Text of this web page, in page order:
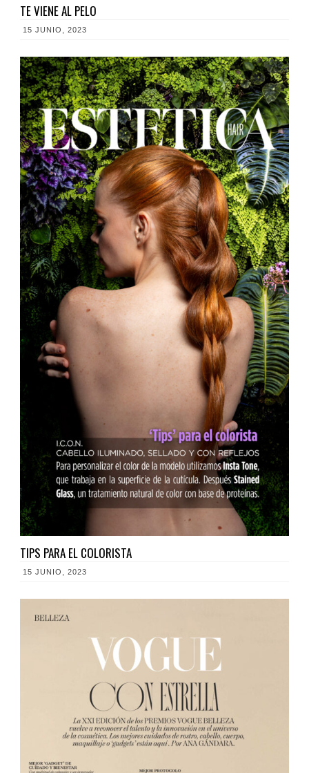
TE VIENE AL PELO
15 JUNIO, 2023
TIPS PARA EL COLORISTA
15 JUNIO, 2023